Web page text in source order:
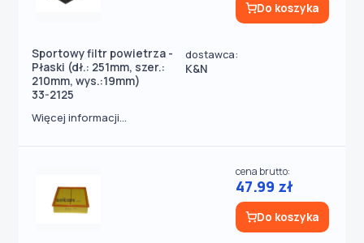
Sportowy filtr powietrza -
Płaski (dł.: 251mm, szer.:
210mm, wys.:19mm)
33-2125
dostawca:
K&N
Do koszyka
Więcej informacji...
cena brutto:
47.99 zł
Do koszyka